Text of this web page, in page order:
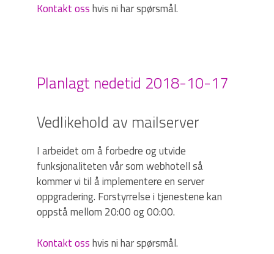
Kontakt osshvis ni har spørsmål.
Planlagt nedetid 2018-10-17
Vedlikehold av mailserver
I arbeidet om å forbedre og utvide
funksjonaliteten vår som webhotell så
kommer vi til å implementere en server
oppgradering. Forstyrrelse i tjenestene kan
oppstå mellom 20:00 og 00:00.
Kontakt osshvis ni har spørsmål.